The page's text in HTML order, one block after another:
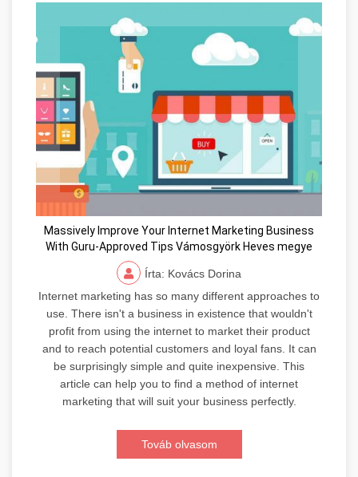
Massively Improve Your Internet Marketing Business
With Guru-Approved Tips Vámosgyörk Heves megye
Írta: Kovács Dorina
Internet marketing has so many different approaches to
use. There isn't a business in existence that wouldn't
profit from using the internet to market their product
and to reach potential customers and loyal fans. It can
be surprisingly simple and quite inexpensive. This
article can help you to find a method of internet
marketing that will suit your business perfectly.
Továb olvasom